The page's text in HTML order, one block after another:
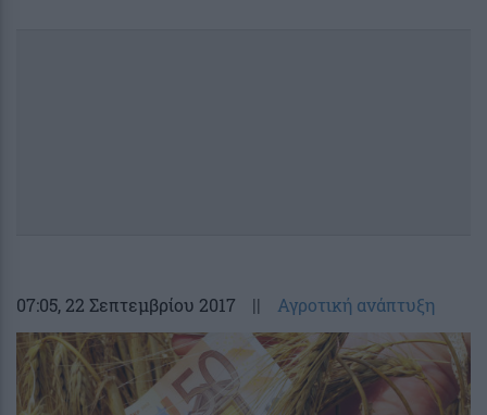
07:05, 22 Σεπτεμβρίου 2017 || Αγροτική ανάπτυξη